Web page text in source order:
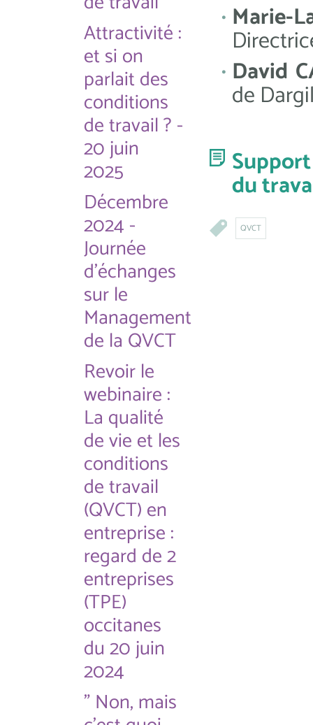
Attractivité :
et si on
parlait des
conditions
de travail ? -
20 juin
2025
Décembre
2024 -
Journée
d'échanges
sur le
Management
de la QVCT
Revoir le
webinaire :
La qualité
de vie et les
conditions
de travail
(QVCT) en
entreprise :
regard de 2
entreprises
(TPE)
occitanes
du 20 juin
2024
" Non, mais
David
de
du
QVCT